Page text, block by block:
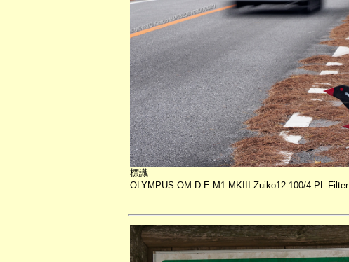
標識
OLYMPUS OM-D E-M1 MKIII Zuiko12-100/4 PL-Filter